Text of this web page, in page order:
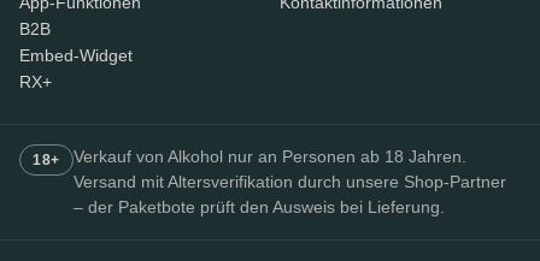
B2B
Embed-Widget
RX+
18+
Verkauf von Alkohol nur an Personen ab 18 Jahren.
Versand mit Altersverifikation durch unsere Shop-Partner
– der Paketbote prüft den Ausweis bei Lieferung.